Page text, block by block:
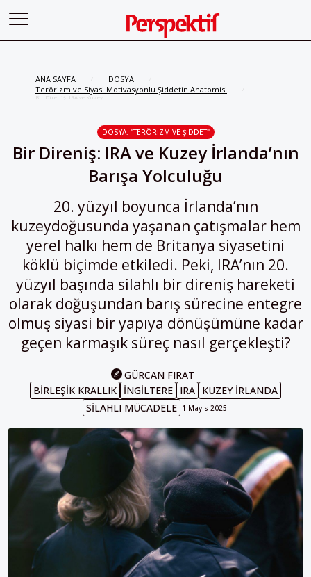
ANA SAYFA DOSYA
Terörizm ve Siyasi Motivasyonlu Şiddetin Anatomisi
Bir Direniş: IRA ve Kuzey
DOSYA: "TERÖRIZM VE ŞIDDET"
Bir Direniş: IRA ve Kuzey İrlanda’nın
Barışa Yolculuğu
20. yüzyıl boyunca İrlanda’nın
kuzeydoğusunda yaşanan çatışmalar hem
yerel halkı hem de Britanya siyasetini
köklü biçimde etkiledi. Peki, IRA’nın 20.
yüzyıl başında silahlı bir direniş hareketi
olarak doğuşundan barış sürecine entegre
olmuş siyasi bir yapıya dönüşümüne kadar
geçen karmaşık süreç nasıl gerçekleşti?
GÜRCAN FIRAT
BIRLEŞIK KRALLIK İNGILTERE IRA KUZEY İRLANDA
SILAHLI MÜCADELE 1 Mayıs 2025